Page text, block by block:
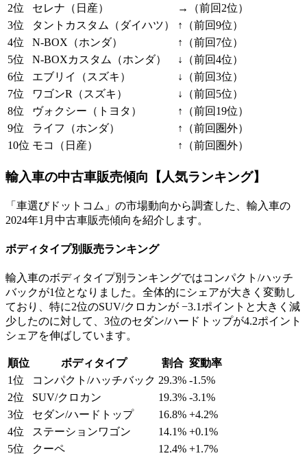
2位
セレナ（日産）
→（前回2位）
3位
タントカスタム（ダイハツ）
↑（前回9位）
4位
N-BOX（ホンダ）
↑（前回7位）
5位
N-BOXカスタム（ホンダ）
↓（前回4位）
6位
エブリイ（スズキ）
↓（前回3位）
7位
ワゴンR（スズキ）
↓（前回5位）
8位
ヴォクシー（トヨタ）
↑（前回19位）
9位
ライフ（ホンダ）
↑（前回圏外）
10位 モコ（日産） ↑（前回圏外）
輸入車の中古車販売傾向【人気ランキング】
「車選びドットコム」の市場動向から調査した、輸入車の
2024年1月中古車販売傾向を紹介します。
ボディタイプ別販売ランキング
輸入車のボディタイプ別ランキングではコンパクト/ハッチ
バックが1位となりました。全体的にシェアが大きく変動し
ており、特に2位のSUV/クロカンが −3.1ポイントと大きく減
少したのに対して、3位のセダン/ハードトップが4.2ポイント
シェアを伸ばしています。
順位 ボディタイプ 割合 変動率
1位
コンパクト/ハッチバック 29.3% -1.5%
2位
SUV/クロカン 19.3% -3.1%
3位
セダン/ハードトップ 16.8% +4.2%
4位
ステーションワゴン 14.1% +0.1%
5位
クーペ 12.4% +1.7%